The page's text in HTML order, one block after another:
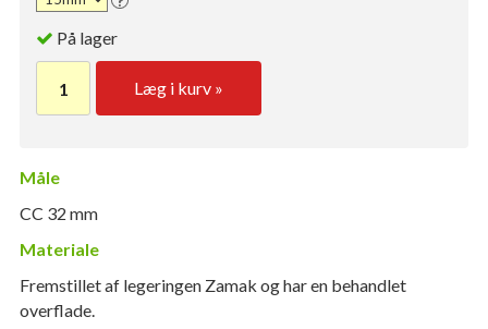
På lager
Læg i kurv »
Måle
CC 32 mm
Materiale
Fremstillet af legeringen Zamak og har en behandlet
overflade.